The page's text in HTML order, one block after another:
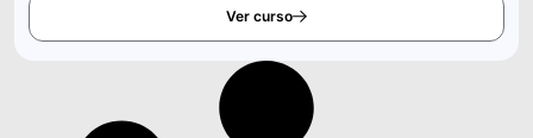
Ver curso